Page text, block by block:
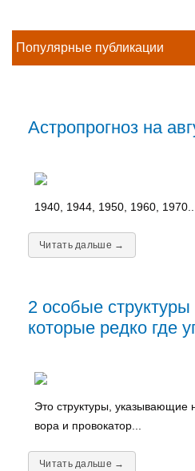
Популярные публикации
Астропрогноз на
1940, 1944, 1950, 1960, 1970...
Читать дальше →
2 особые
которые редко где
Это структуры, указывающие
вора и провокатор...
Читать дальше →